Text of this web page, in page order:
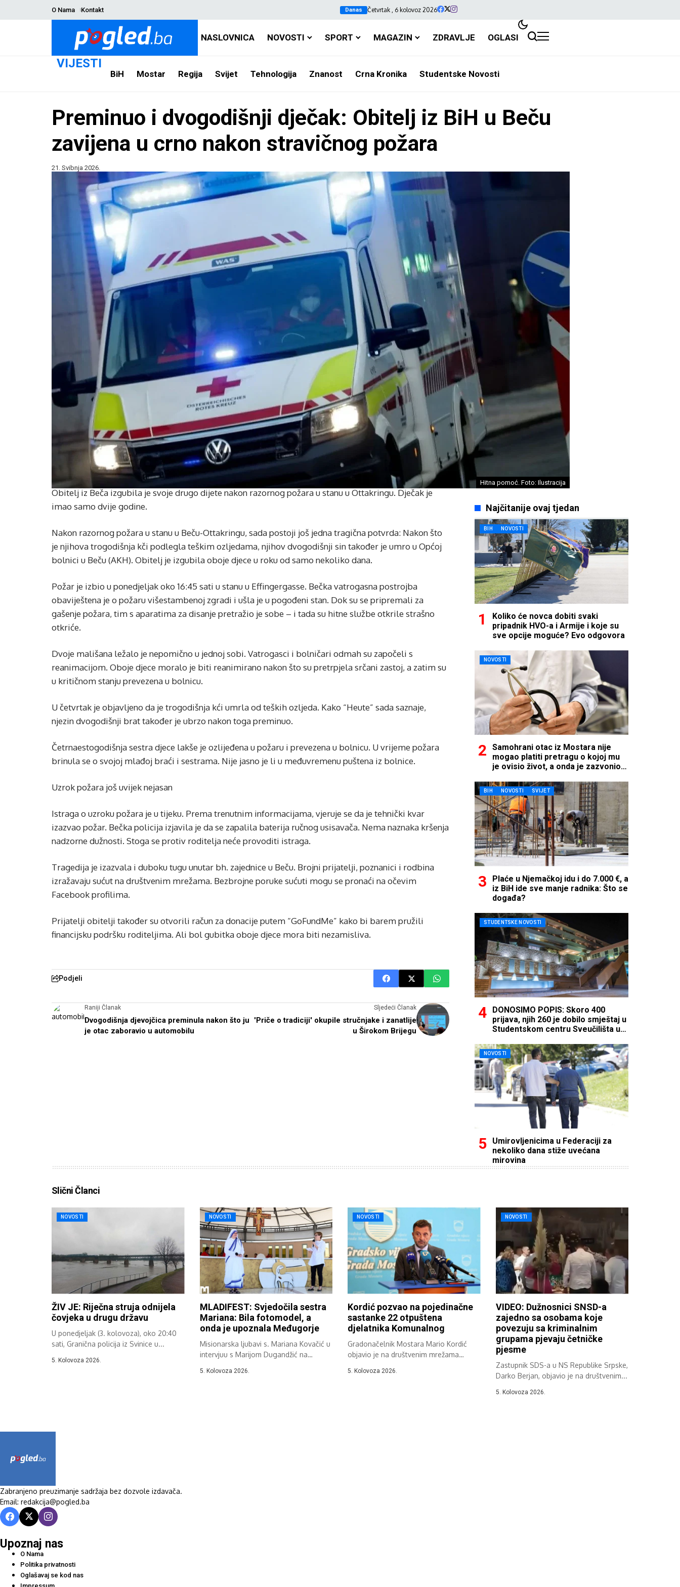
O Nama Kontakt Danas Četvrtak , 6 kolovoz 2026
NASLOVNICA NOVOSTI SPORT MAGAZIN ZDRAVLJE OGLASI
VIJESTI
BiH Mostar Regija Svijet Tehnologija Znanost Crna Kronika Studentske Novosti
Preminuo i dvogodišnji dječak: Obitelj iz BiH u Beču
zavijena u crno nakon stravičnog požara
21. Svibnja 2026.
Hitna pomoć. Foto: Ilustracija
Obitelj iz Beča izgubila je svoje drugo dijete nakon razornog požara u stanu u Ottakringu. Dječak je
imao samo dvije godine.
Nakon razornog požara u stanu u Beču-Ottakringu, sada postoji još jedna tragična potvrda: Nakon što
je njihova trogodišnja kči podlegla teškim ozljedama, njihov dvogodišnji sin također je umro u Općoj
bolnici u Beču (AKH). Obitelj je izgubila oboje djece u roku od samo nekoliko dana.
Požar je izbio u ponedjeljak oko 16:45 sati u stanu u Effingergasse. Bečka vatrogasna postrojba
obaviještena je o požaru višestambenoj zgradi i ušla je u pogođeni stan. Dok su se pripremali za
gašenje požara, tim s aparatima za disanje pretražio je sobe – i tada su hitne službe otkrile strašno
otkriće.
Dvoje mališana ležalo je nepomično u jednoj sobi. Vatrogasci i bolničari odmah su započeli s
reanimacijom. Oboje djece moralo je biti reanimirano nakon što su pretrpjela srčani zastoj, a zatim su
u kritičnom stanju prevezena u bolnicu.
U četvrtak je objavljeno da je trogodišnja kći umrla od teških ozljeda. Kako “Heute” sada saznaje,
njezin dvogodišnji brat također je ubrzo nakon toga preminuo.
Četrnaestogodišnja sestra djece lakše je ozlijeđena u požaru i prevezena u bolnicu. U vrijeme požara
brinula se o svojoj mlađoj braći i sestrama. Nije jasno je li u međuvremenu puštena iz bolnice.
Uzrok požara još uvijek nejasan
Istraga o uzroku požara je u tijeku. Prema trenutnim informacijama, vjeruje se da je tehnički kvar
izazvao požar. Bečka policija izjavila je da se zapalila baterija ručnog usisavača. Nema naznaka kršenja
nadzorne dužnosti. Stoga se protiv roditelja neće provoditi istraga.
Tragedija je izazvala i duboku tugu unutar bh. zajednice u Beču. Brojni prijatelji, poznanici i rodbina
izražavaju sućut na društvenim mrežama. Bezbrojne poruke sućuti mogu se pronaći na očevim
Facebook profilima.
Prijatelji obitelji također su otvorili račun za donacije putem “GoFundMe” kako bi barem pružili
financijsku podršku roditeljima. Ali bol gubitka oboje djece mora biti nezamisliva.
Podjeli
Raniji Članak
Dvogodišnja djevojčica preminula nakon što ju
je otac zaboravio u automobilu
Sljedeći Članak
'Priče o tradiciji' okupile stručnjake i zanatlije
u Širokom Brijegu
Najčitanije ovaj tjedan
BIH NOVOSTI
Koliko će novca dobiti svaki
pripadnik HVO-a i Armije i koje su
sve opcije moguće? Evo odgovora
NOVOSTI
Samohrani otac iz Mostara nije
mogao platiti pretragu o kojoj mu
je ovisio život, a onda je zazvonio
BIH NOVOSTI SVIJET
Plaće u Njemačkoj idu i do 7.000 €, a
iz BiH ide sve manje radnika: Što se
događa?
STUDENTSKE NOVOSTI
DONOSIMO POPIS: Skoro 400
prijava, njih 260 je dobilo smještaj u
Studentskom centru Sveučilišta u
NOVOSTI
Umirovljenicima u Federaciji za
nekoliko dana stiže uvećana
mirovina
Slični Članci
NOVOSTI
ŽIV JE: Riječna struja odnijela
čovjeka u drugu državu
U ponedjeljak (3. kolovoza), oko 20:40
sati, Granična policija iz Svinice u...
5. Kolovoza 2026.
NOVOSTI
MLADIFEST: Svjedočila sestra
Mariana: Bila fotomodel, a
onda je upoznala Međugorje
Misionarska ljubavi s. Mariana Kovačić u
intervjuu s Marijom Dugandžić na
5. Kolovoza 2026.
NOVOSTI
Kordić pozvao na pojedinačne
sastanke 22 otpuštena
djelatnika Komunalnog
Gradonačelnik Mostara Mario Kordić
objavio je na društvenim mrežama
5. Kolovoza 2026.
NOVOSTI
VIDEO: Dužnosnici SNSD-a
zajedno sa osobama koje
povezuju sa kriminalnim
grupama pjevaju četničke
pjesme
Zastupnik SDS-a u NS Republike Srpske,
Darko Berjan, objavio je na društvenim...
5. Kolovoza 2026.
Zabranjeno preuzimanje sadržaja bez dozvole izdavača.
Email: redakcija@pogled.ba
Upoznaj nas
O Nama
Politika privatnosti
Oglašavaj se kod nas